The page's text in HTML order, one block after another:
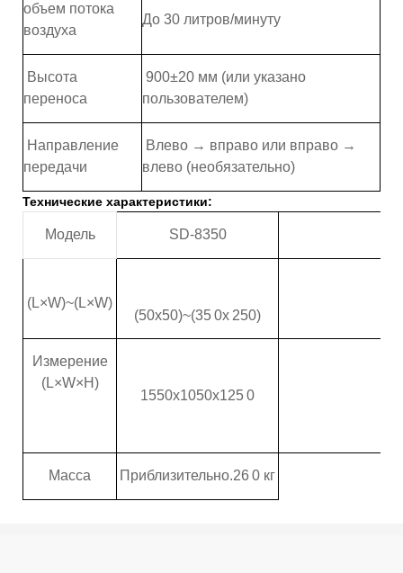
объем потока
воздуха
До 30 литров/минуту
Высота
переноса
900±20 мм (или указано
пользователем)
Направление
передачи
Влево → вправо или вправо →
влево (необязательно)
Технические характеристики:
Модель SD-8350
(L×W)~(L×W)
(50x50)~(350x 250)
Измерение
(L×W×H)
1550x1050x1250
Масса Приблизительно.26 0 кг